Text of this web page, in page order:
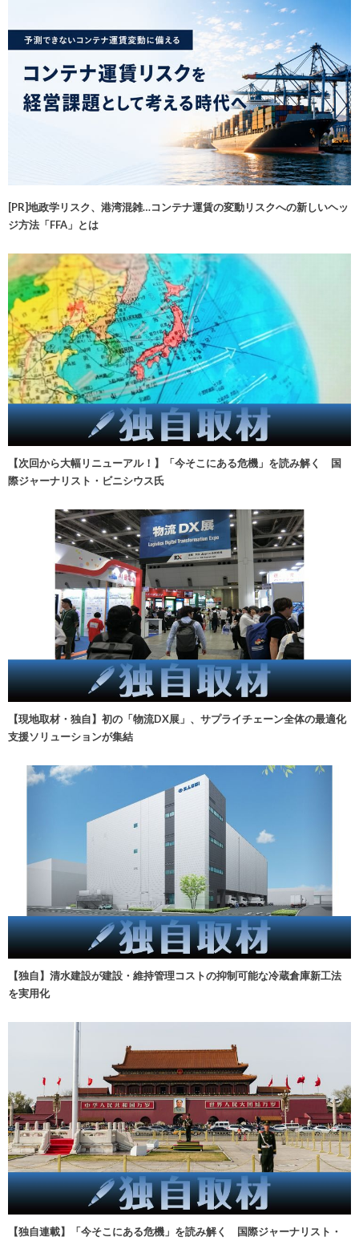
[PR]地政学リスク、港湾混雑…コンテナ運賃の変動リスクへの新しいヘッ
ジ方法「FFA」とは
【次回から大幅リニューアル！】「今そこにある危機」を読み解く 国
際ジャーナリスト・ビニシウス氏
【現地取材・独自】初の「物流DX展」、サプライチェーン全体の最適化
支援ソリューションが集結
【独自】清水建設が建設・維持管理コストの抑制可能な冷蔵倉庫新工法
を実用化
【独自連載】「今そこにある危機」を読み解く 国際ジャーナリスト・